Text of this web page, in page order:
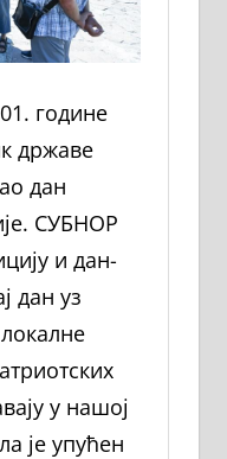
године
државе
дан
СУБНОР
и дан-
дан уз
у нашој
је упућен